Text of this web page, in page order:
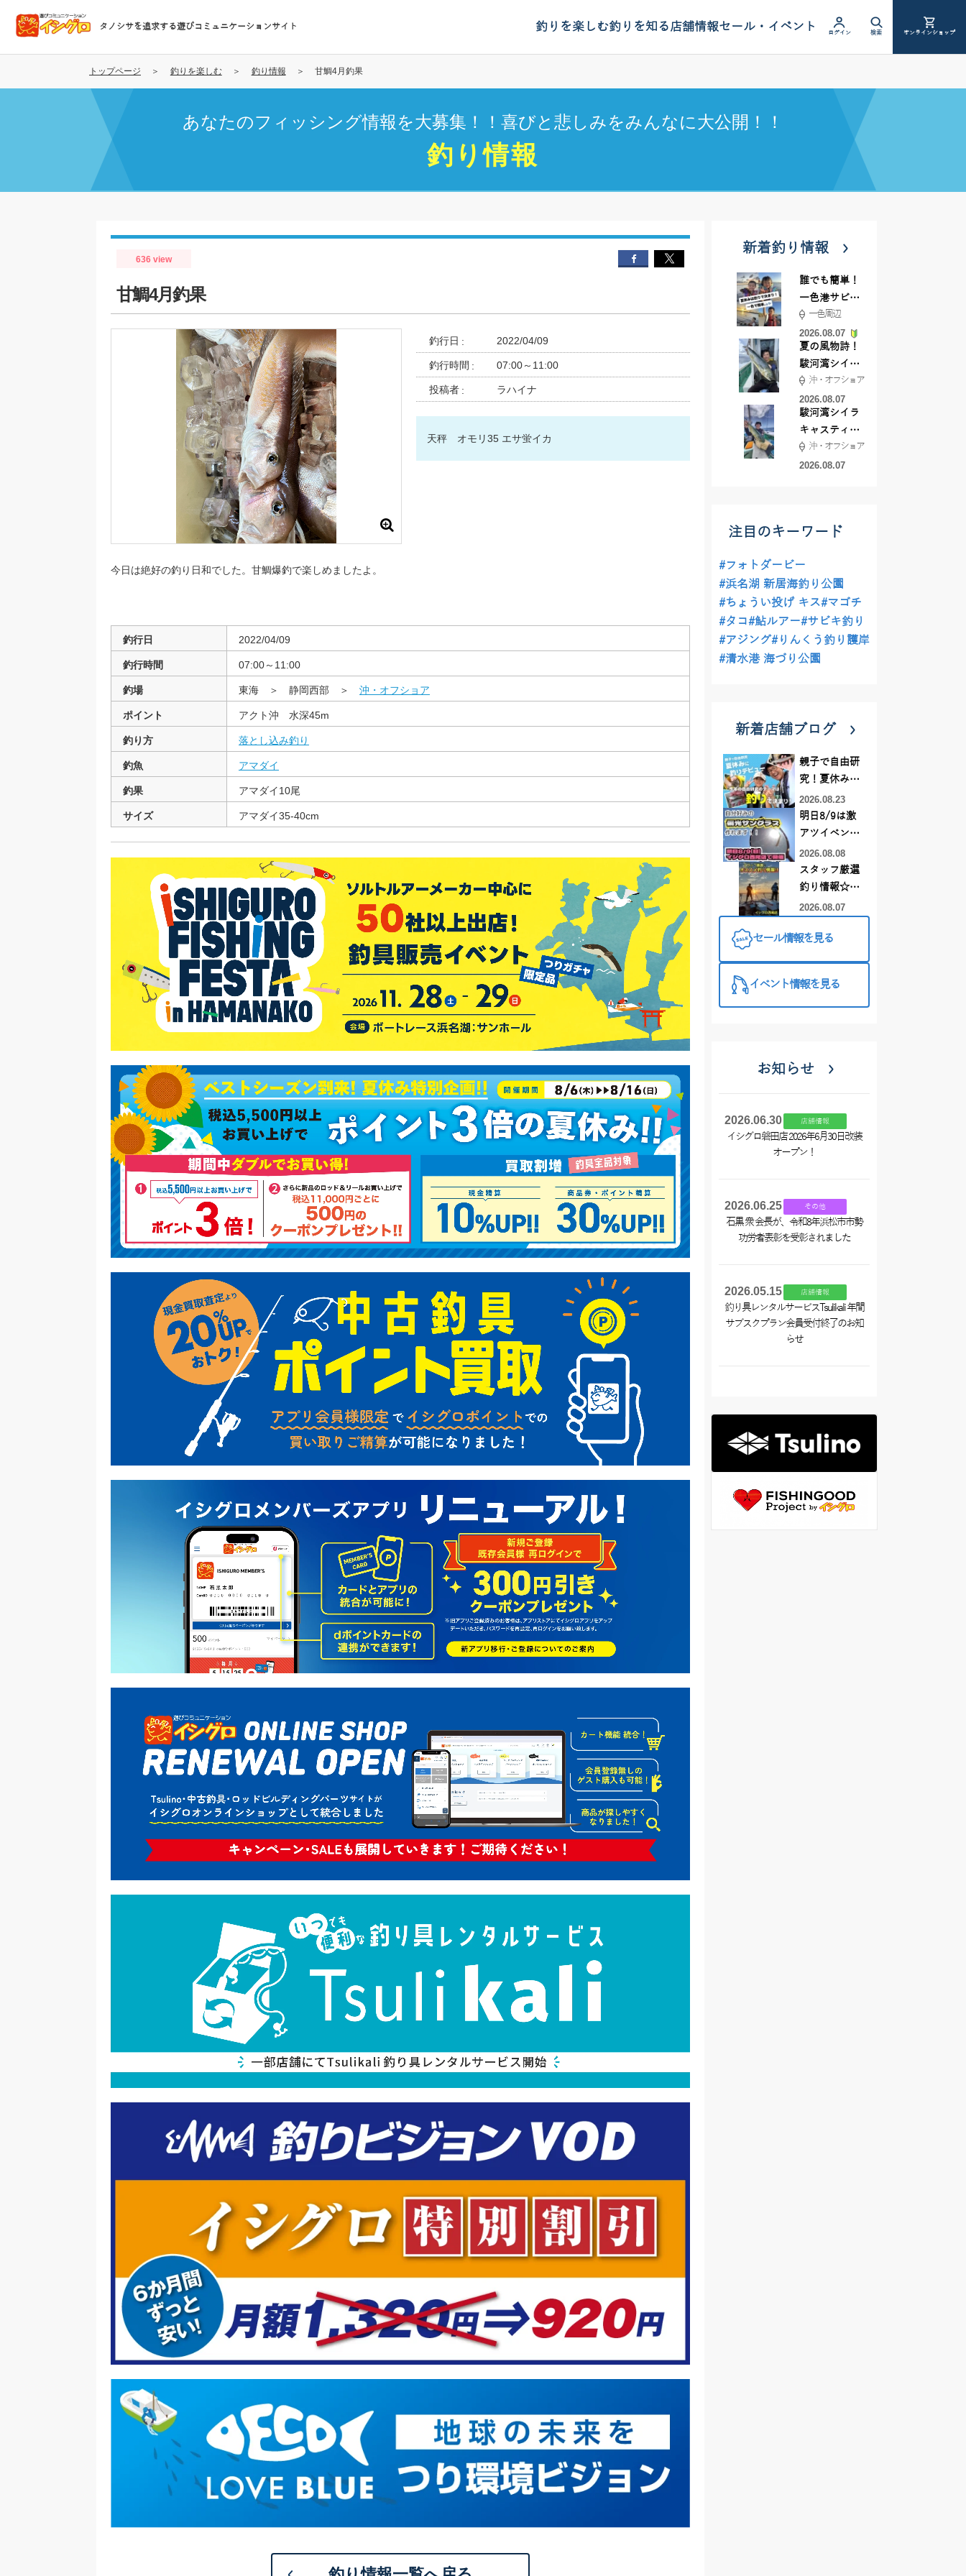
コ
テ
タノシサを追求する遊びコミュニケーションサイト 釣りを楽しむ釣りを知る店舗情報セール・イベント ログイン 検索 オンラインショップ
トップページ 釣りを楽しむ 釣り情報 甘鯛4月釣果
あなたのフィッシング情報を大募集！！喜びと悲しみをみんなに大公開！！
釣り情報
636 view
甘鯛4月釣果
釣行日 2022/04/09
釣行時間 07:00～11:00
投稿者 ラハイナ
天秤 オモリ35 エサ蛍イカ
今日は絶好の釣り日和でした。甘鯛爆釣で楽しめましたよ。
釣行日 2022/04/09
釣行時間 07:00～11:00
釣場 東海 ＞ 静岡西部 ＞ 沖・オフショア
ポイント アクト沖 水深45m
釣り方 落とし込み釣り
釣魚 アマダイ
釣果 アマダイ10尾
サイズ アマダイ35-40cm
新着釣り情報
誰でも簡単！
一色港サビキ
＆ちょい投げ
一色周辺
2026.08.07
夏の風物詩！
駿河湾シイラ
キャスティン
グ行ってきま
した！！
沖・オフショア
2026.08.07
駿河湾シイラ
キャスティン
グ行ってきま
した！
沖・オフショア
2026.08.07
注目のキーワード
#フォトダービー
#浜名湖 新居海釣り公園
#ちょうい投げ キス#マゴチ
#タコ#鮎ルアー#サビキ釣り
#アジング#りんくう釣り護岸
#清水港 海づり公園
新着店舗ブログ
親子で自由研
究！夏休みに
釣りデビュー
2026.08.23
明日8/9は激
アツイベント
日！！！～オ
ーダー偏光グ
ラス受注会～
2026.08.08
スタッフ厳選
釣り情報☆彡
連休は何釣り
♪【イシグロ
2026.08.07
セール情報を見る
イベント情報を見る
お知らせ
2026.06.30 店舗情報
イシグロ磐田店 2026年6月30日改装
オープン！
2026.06.25 その他
石黒 衆 会長が、令和8年浜松市市勢
功労者表彰を受彰されました
2026.05.15 店舗情報
釣り具レンタルサービスTsulikali 年間
サブスクプラン会員受付終了のお知
らせ